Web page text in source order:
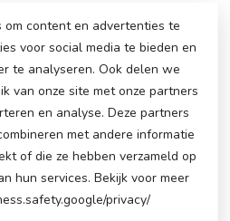
om content en advertenties te
voor social media te bieden en
te analyseren. Ook delen we
van onze site met onze partners
en analyse. Deze partners
met andere informatie
of die ze hebben verzameld op
hun services. Bekijk voor meer
privacy/